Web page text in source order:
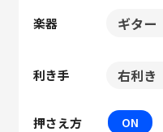
楽器
利き手
押さえ方 ON